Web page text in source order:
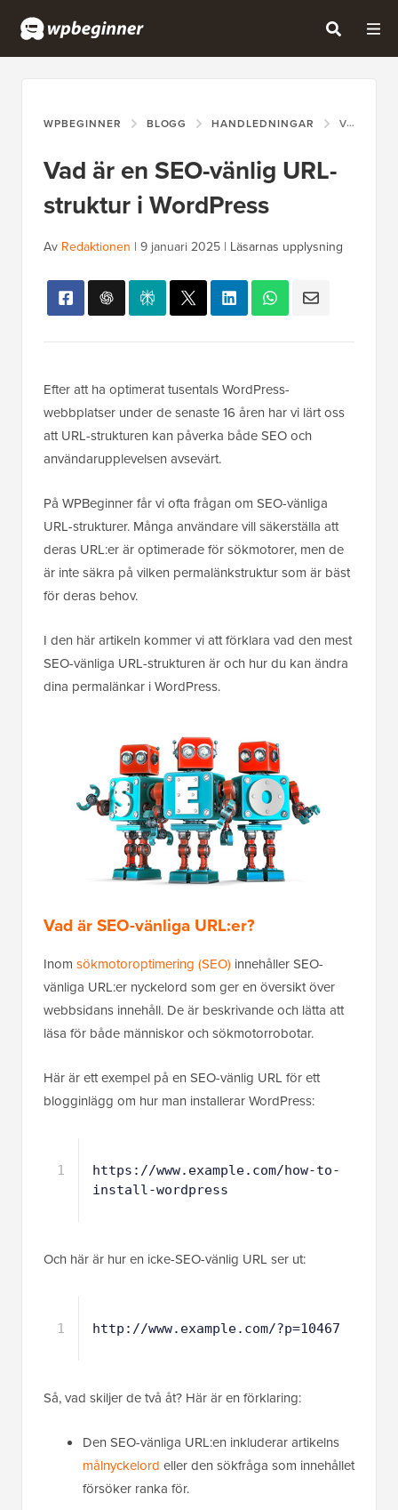
WPBEGINNER BLOGG HANDLEDNINGAR VAD ÄR EN SEO-VÄNLIG URL-STRUKTUR I WORDPRESS
Vad är en SEO-vänlig URL-
struktur i WordPress
Av Redaktionen | 9 januari 2025 | Läsarnas upplysning
Efter att ha optimerat tusentals WordPress-
webbplatser under de senaste 16 åren har vi lärt oss
att URL-strukturen kan påverka både SEO och
användarupplevelsen avsevärt.
På WPBeginner får vi ofta frågan om SEO-vänliga
URL-strukturer. Många användare vill säkerställa att
deras URL:er är optimerade för sökmotorer, men de
är inte säkra på vilken permalänkstruktur som är bäst
för deras behov.
I den här artikeln kommer vi att förklara vad den mest
SEO-vänliga URL-strukturen är och hur du kan ändra
dina permalänkar i WordPress.
Vad är SEO-vänliga URL:er?
Inom sökmotoroptimering (SEO) innehåller SEO-
vänliga URL:er nyckelord som ger en översikt över
webbsidans innehåll. De är beskrivande och lätta att
läsa för både människor och sökmotorrobotar.
Här är ett exempel på en SEO-vänlig URL för ett
blogginlägg om hur man installerar WordPress:
1
https://www.example.com/how-to-
install-wordpress
Och här är hur en icke-SEO-vänlig URL ser ut:
1 http://www.example.com/?p=10467
Så, vad skiljer de två åt? Här är en förklaring:
Den SEO-vänliga URL:en inkluderar artikelns
målnyckelord eller den sökfråga som innehållet
försöker ranka för.